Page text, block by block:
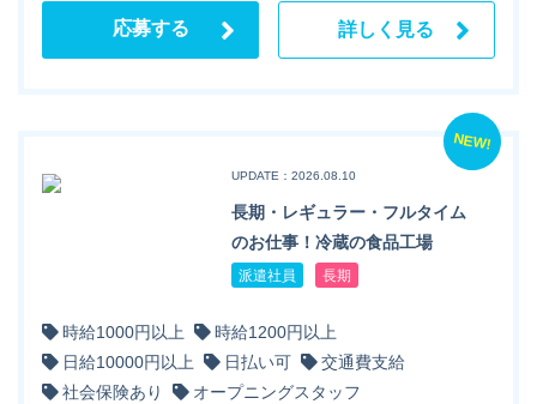
応募する 詳しく見る
NEW!
UPDATE：2026.08.10
長期・レギュラー・フルタイム
のお仕事！冷蔵の食品工場
派遣社員 長期
時給1000円以上
時給1200円以上
日給10000円以上
日払い可
交通費支給
社会保険あり
オープニングスタッフ